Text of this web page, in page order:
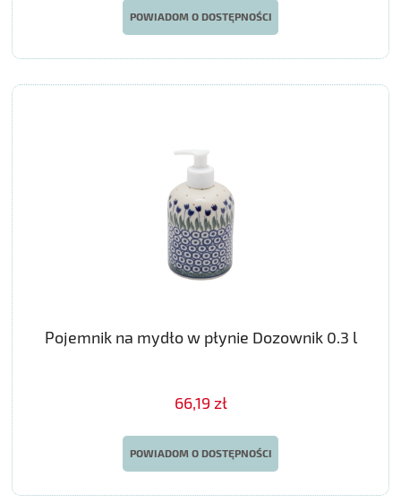
POWIADOM O DOSTĘPNOŚCI
Pojemnik na mydło w płynie Dozownik 0.3 l
66,19 zł
POWIADOM O DOSTĘPNOŚCI